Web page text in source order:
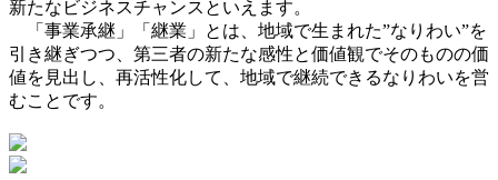
新たなビジネスチャンスといえます。
「事業承継」「継業」とは、地域で生まれた”なりわい”を
引き継ぎつつ、第三者の新たな感性と価値観でそのものの価
値を見出し、再活性化して、地域で継続できるなりわいを営
むことです。